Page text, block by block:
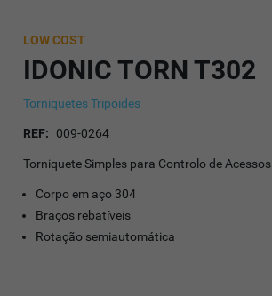
LOW COST
IDONIC TORN T302
Torniquetes Tripoides
REF: 009-0264
Torniquete Simples para Controlo de Acessos
Corpo em aço 304
Braços rebatíveis
Rotação semiautomática